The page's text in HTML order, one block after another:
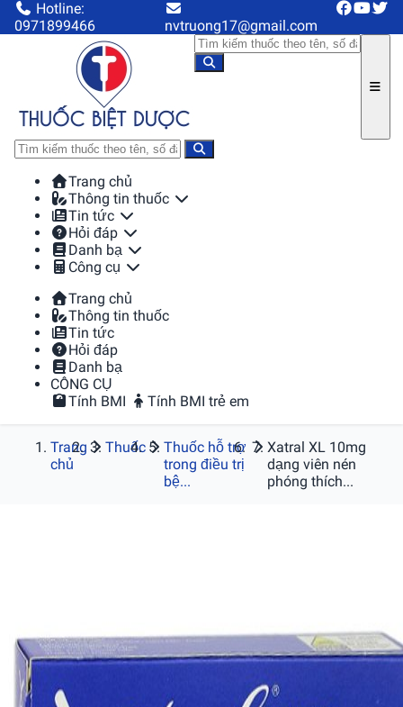
Hotline:
0971899466
nvtruong17@gmail.com
Trang chủ
Thông tin thuốc
Tin tức
Hỏi đáp
Danh bạ
Công cụ
Trang chủ
Thông tin thuốc
Tin tức
Hỏi đáp
Danh bạ
CÔNG CỤ
Tính BMI
Tính BMI trẻ em
Trang
chủ
Thuốc
Thuốc hỗ trợ
trong điều trị
bệ...
Xatral XL 10mg
dạng viên nén
phóng thích...